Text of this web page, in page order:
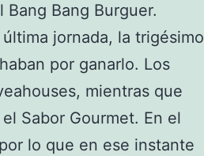
Bang Burguer.
jornada, la trigésimo
por ganarlo. Los
mientras que
Sabor Gourmet. En el
lo que en ese instante